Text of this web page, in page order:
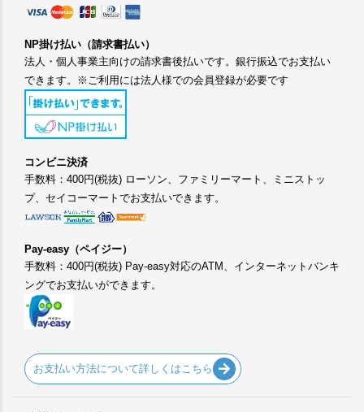
NP掛け払い（請求書払い）
法人・個人事業主向けの請求書後払いです。銀行振込でお支払い
できます。※ご利用には法人様での会員登録が必要です
コンビニ決済
手数料：400円(税抜) ローソン、ファミリーマート、ミニストッ
プ、セイコーマートでお支払いできます。
Pay-easy（ペイジー）
手数料：400円(税抜) Pay-easy対応のATM、インターネットバンキ
ングでお支払いができます。
お支払い方法について詳しくはこちら